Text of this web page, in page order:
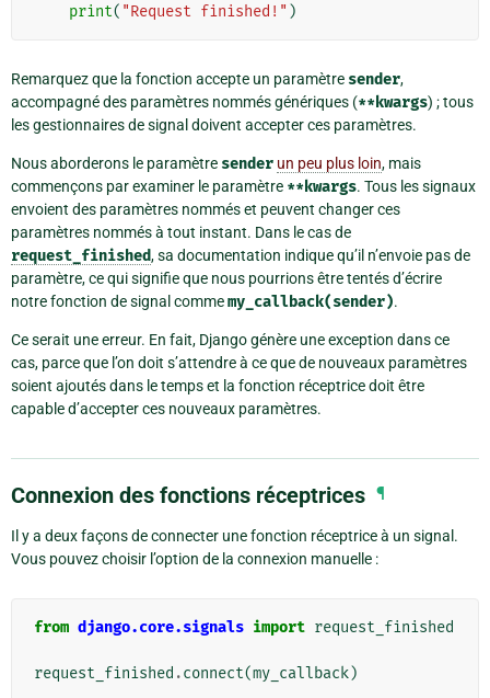
print( "Request finished!" )
Remarquez que la fonction accepte un paramètre sender,
accompagné des paramètres nommés génériques (**kwargs) ; tous
les gestionnaires de signal doivent accepter ces paramètres.
Nous aborderons le paramètre sender un peu plus loin, mais
commençons par examiner le paramètre **kwargs. Tous les signaux
envoient des paramètres nommés et peuvent changer ces
paramètres nommés à tout instant. Dans le cas de
request_finished, sa documentation indique qu’il n’envoie pas de
paramètre, ce qui signifie que nous pourrions être tentés d’écrire
notre fonction de signal commemy_callback(sender).
Ce serait une erreur. En fait, Django génère une exception dans ce
cas, parce que l’on doit s’attendre à ce que de nouveaux paramètres
soient ajoutés dans le temps et la fonction réceptrice doit être
capable d’accepter ces nouveaux paramètres.
Connexion des fonctions réceptrices ¶
Il y a deux façons de connecter une fonction réceptrice à un signal.
Vous pouvez choisir l’option de la connexion manuelle :
from django.core.signals import request_finished
request_finished .connect(my_callback)